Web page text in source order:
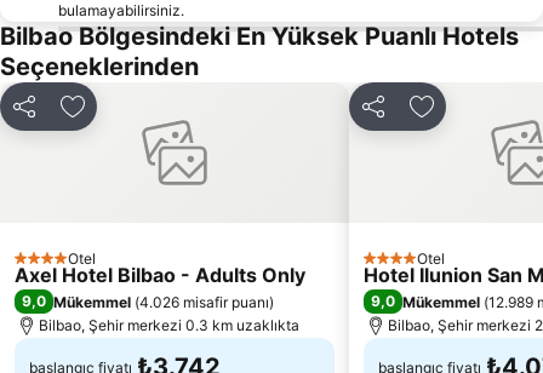
bulamayabilirsiniz.
Bilbao Bölgesindeki En Yüksek Puanlı Hotels
Seçeneklerinden
Paylaş Favorilerime ekle
4 YıldızOtel
Axel Hotel Bilbao - Adults Only
9,0 Mükemmel (4.026 misafir puanı)
Bilbao, Şehir merkezi 0.3 km uzaklıkta
başlangıç fiyatı
Paylaş Favorilerime
4 YıldızOtel
Hotel Ilunion San
9,0 Mükemmel (12.989
Bilbao, Şehir merkezi
başlangıç fiyatı